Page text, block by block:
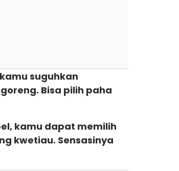
suguhkan
Bisa pilih paha
kamu dapat memilih
kwetiau. Sensasinya